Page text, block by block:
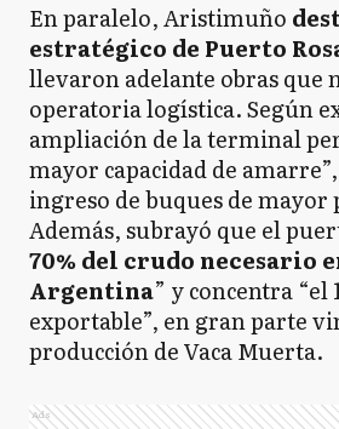
En paralelo, Aristimuño
estratégico de Puerto
llevaron adelante obras que
operatoria logística. Según
ampliación de la terminal
mayor capacidad de
ingreso de buques de mayor
Además, subrayó que el
70% del crudo necesario
Argentina” y concentra “el
exportable”, en gran parte
producción de Vaca Muerta.
Ads